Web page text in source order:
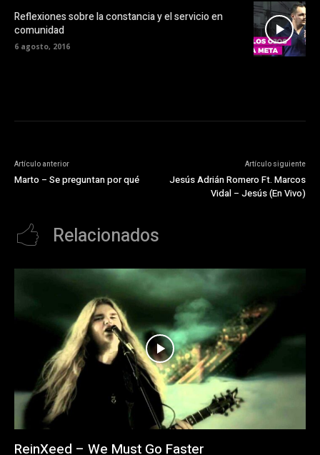
Reflexiones sobre la constancia y el servicio en
comunidad
6 agosto, 2016
Artículo anterior
Marto – Se preguntan por qué
Artículo siguiente
Jesús Adrián Romero Ft. Marcos
Vidal – Jesús (En Vivo)
Relacionados
ReinXeed – We Must Go Faster